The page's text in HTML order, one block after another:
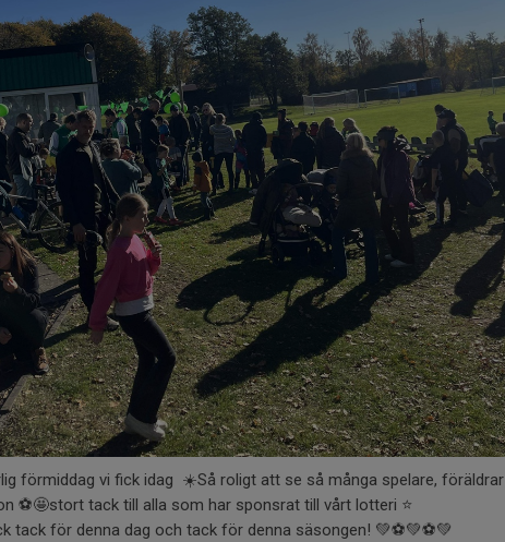
förmiddag vi fick idag ☀️Så roligt att se så många spelare, föräldrar
⚽️🤩stort tack till alla som har sponsrat till vårt lotteri ⭐️
tack för denna dag och tack för denna säsongen! 💚⚽️💚⚽️💚